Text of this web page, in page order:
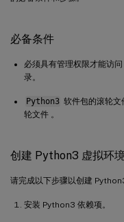
必备条件
必须具有管理权限才能访问
录。
Python3 软件包的滚轮文
轮文件 。
创建 Python3 虚拟环境
请完成以下步骤以创建
安装 Python3 依赖项。